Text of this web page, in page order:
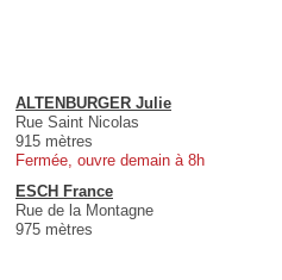
ALTENBURGER Julie
Rue Saint Nicolas
915 mètres
Fermée, ouvre demain à 8h
ESCH France
Rue de la Montagne
975 mètres